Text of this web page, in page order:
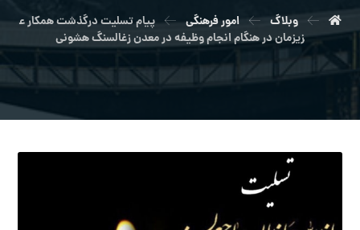
وبلاگ امور فرهنگی
پیام تسلیت درگذشت همکار ع
زیزمان در هنگام انجام وظیفه در معدن زغالسنگ هشونی